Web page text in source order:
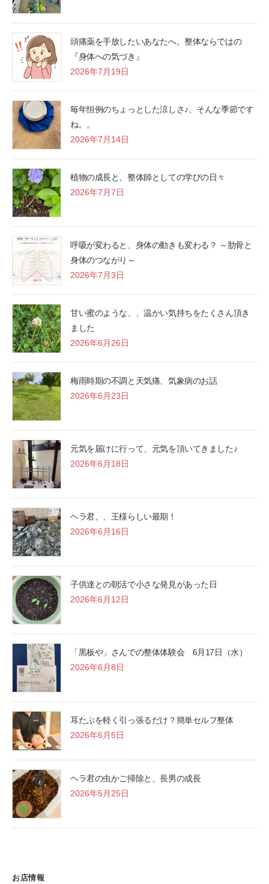
頭痛薬を手放したいあなたへ。整体ならではの
『身体への気づき』
2026年7月19日
毎年恒例のちょっとした涼しさ♪、そんな季節です
ね。。
2026年7月14日
植物の成長と、整体師としての学びの日々
2026年7月7日
呼吸が変わると、身体の動きも変わる？ ～肋骨と
身体のつながり～
2026年7月3日
甘い蜜のような、、温かい気持ちをたくさん頂き
ました
2026年6月26日
梅雨時期の不調と天気痛、気象病のお話
2026年6月23日
元気を届けに行って、元気を頂いてきました♪
2026年6月18日
ヘラ君、、王様らしい最期！
2026年6月16日
子供達との朝活で小さな発見があった日
2026年6月12日
「黒板や」さんでの整体体験会 6月17日（水）
2026年6月8日
耳たぶを軽く引っ張るだけ？簡単セルフ整体
2026年6月5日
ヘラ君の虫かご掃除と、長男の成長
2026年5月25日
お店情報